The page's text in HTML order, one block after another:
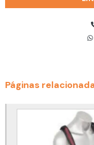
Cilindro de ar respirável
Cinto de segurança 3 pontos
Cinto de segurança com
Cinto de segurança com
Páginas